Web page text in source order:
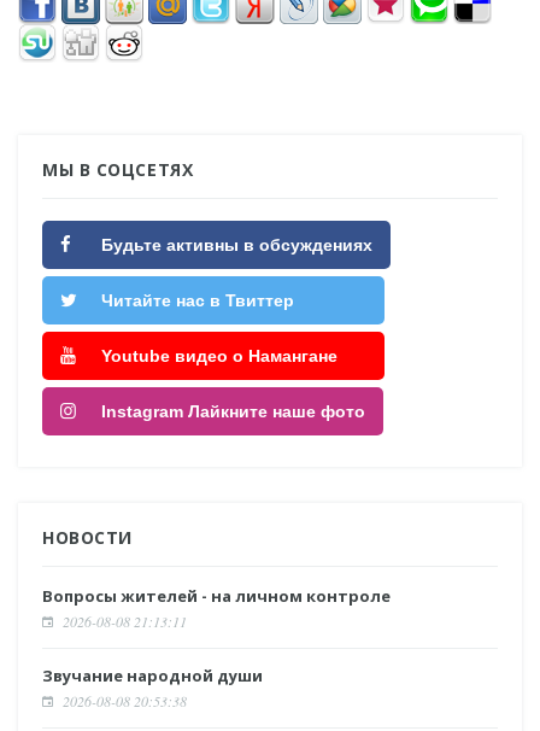
МЫ В СОЦСЕТЯХ
Будьте активны в обсуждениях
Читайте нас в Твиттер
Youtube видео о Намангане
Instagram Лайкните наше фото
НОВОСТИ
Вопросы жителей - на личном контроле
2026-08-08 21:13:11
Звучание народной души
2026-08-08 20:53:38